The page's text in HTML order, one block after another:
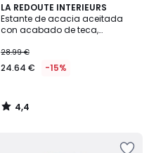
LA REDOUTE INTERIEURS
Estante de acacia aceitada
con acabado de teca,
28.99 €
24.64 € -15%
4,4
/ 5
4,4
/